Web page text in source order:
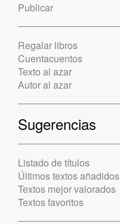
Publicar
Regalar libros
Cuentacuentos
Texto al azar
Autor al azar
Sugerencias
Listado de títulos
Últimos textos añadidos
Textos mejor valorados
Textos favoritos